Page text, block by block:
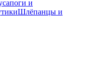
и
Шлёпанцы и